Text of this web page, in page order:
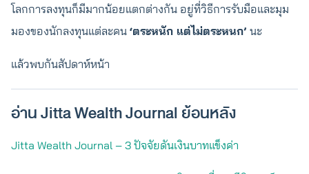
โลกการลงทุนก็มีมากน้อยแตกต่างกัน อยู่ที่วิธีการรับมือและมุม
มองของนักลงทุนแต่ละคน ‘ตระหนัก แต่ไม่ตระหนก’ นะ
แล้วพบกันสัปดาห์หน้า
อ่าน Jitta Wealth Journal ย้อนหลัง
Jitta Wealth Journal – 3 ปัจจัยดันเงินบาทแข็งค่า